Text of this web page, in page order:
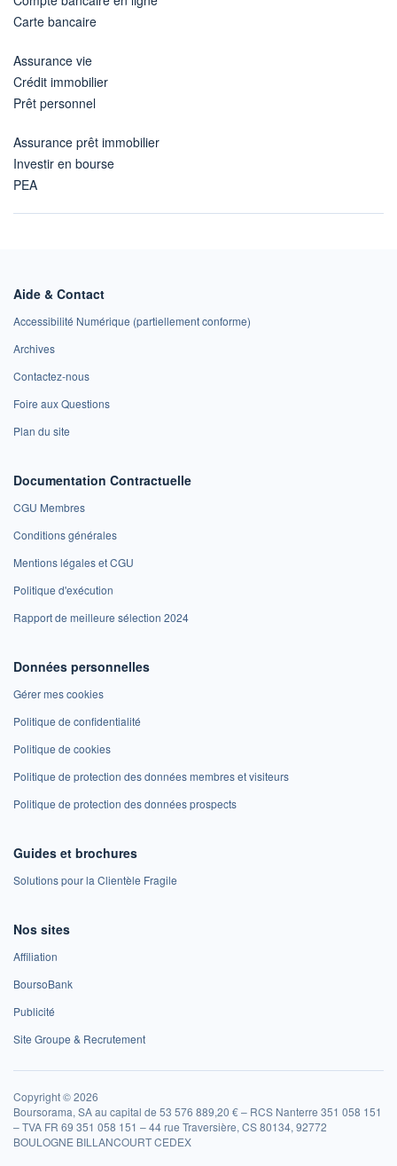
Carte bancaire
Assurance vie
Crédit immobilier
Prêt personnel
Assurance prêt immobilier
Investir en bourse
PEA
Aide & Contact
Accessibilité Numérique (partiellement conforme)
Archives
Contactez-nous
Foire aux Questions
Plan du site
Documentation Contractuelle
CGU Membres
Conditions générales
Mentions légales et CGU
Politique d'exécution
Rapport de meilleure sélection 2024
Données personnelles
Gérer mes cookies
Politique de confidentialité
Politique de cookies
Politique de protection des données membres et visiteurs
Politique de protection des données prospects
Guides et brochures
Solutions pour la Clientèle Fragile
Nos sites
Affiliation
BoursoBank
Publicité
Site Groupe & Recrutement
Copyright © 2026
Boursorama, SA au capital de 53 576 889,20 € – RCS Nanterre 351 058 151
– TVA FR 69 351 058 151 – 44 rue Traversière, CS 80134, 92772
BOULOGNE BILLANCOURT CEDEX